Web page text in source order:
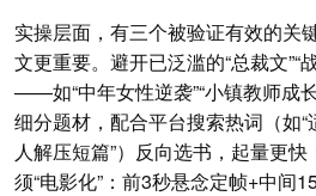
实操层面，有三个被验证有效的关
文更重要。避开已泛滥的“总裁文”“
——如“中年女性逆袭”“小镇教师成
细分题材，配合平台搜索热词（如“
人解压短篇”）反向选书，起量更
须“电影化”：前3秒悬念定帧+中间